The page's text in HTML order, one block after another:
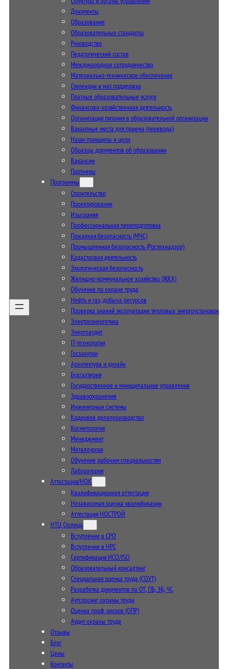
Документы
Образование
Образовательные стандарты
Руководство
Педагогический состав
Международное сотрудничество
Материально-техническое обеспечение
Стипендии и мат. поддержка
Платные образовательные услуги
Финансово-хозяйственная деятельность
Организация питания в образовательной организации
Вакантные места для приема (перевода)
Наши принципы и цели
Образцы документов об образовании
Вакансии
Партнеры
Программы
Строительство
Проектирование
Изыскания
Профессиональная переподготовка
Пожарная безопасность (МЧС)
Промышленная безопасность (Ростехнадзор)
Кадастровая деятельность
Экологическая безопасность
Жилищно-коммунальное хозяйство (ЖКХ)
Обучение по охране труда
Нефть и газ, добыча ресурсов
Проверка знаний эксплуатации тепловых энергоустановок
Электроэнергетика
Энергоаудит
IT-технологии
Госзакупки
Архитектура и дизайн
Бухгалтерия
Государственное и муниципальное управление
Здравоохранение
Инженерные системы
Кадровое делопроизводство
Косметология
Менеджмент
Металлургия
Обучение рабочим специальностям
Лаборатория
Аттестация/НОК
Квалификационная аттестация
Независимая оценка квалификации
Аттестация НОСТРОЙ
НТЦ Столица
Вступление в СРО
Вступление в НРС
Сертификация ИСО/ISO
Образовательный консалтинг
Специальная оценка труда (СОУТ)
Разработка документов по ОТ, ПБ, ЭБ, ЧС
Аутсорсинг охраны труда
Оценка проф. рисков (ОПР)
Аудит охраны труда
Отзывы
Блог
Цены
Контакты